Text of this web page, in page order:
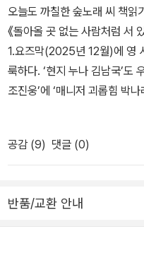
쏙 들어오는 시의 순간”이라
글자 크기 9포인트를 자랑하는
자인한 만큼 어디서든 꺼내 아
집으로 그만의 정체성을 삼았
든 것이 아니라 애초에 특별한
쁨, 시를 쥐고 스며보는 환희.
작은 새가 언제 어디서나 힘찬
랍니다. [시가 난다 WINGED POEMS] 001 김혜순 시집 싱크로나
진 시집 밤에 레몬을 하나 먹
오늘도 까칠한 숲노래 씨 책
《돌아올 곳 없는 사람처럼 서
1.요즈막(2025년 12월)에 영
룩하다. ‘현지 누나 김남국’도
조진웅’에 ‘매니저 괴롭힘 박
들 막장을 가려고 한다. 철들
깨닫고, 깨달으면 착하고 참하
돈·힘·이름을 꽉꽉 잡고서 얼
는 않아야 한다. 그러나 스스
리에서 끌어내려야 맞다. 살
공감 (9) 댓글 (0)
반품/교환 안내